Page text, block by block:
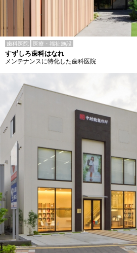
歯科医院 医療・福祉施設
すずしろ歯科はなれ
メンテナンスに特化した歯科医院